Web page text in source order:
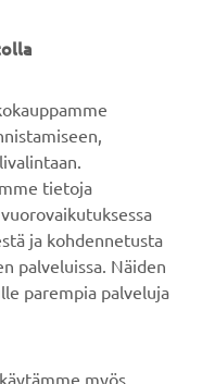
suunniteltu, vettä
tehokas, luotettava
sopii
tietoja
ja kohdennetusta
palveluissa. Näiden
parempia palveluja
myös